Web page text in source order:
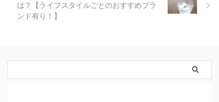
は？【ライフスタイルごとのおすすめブラ
ンド有り！】